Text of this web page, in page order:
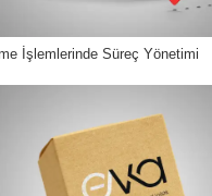
İşlemlerinde Süreç Yönetimi